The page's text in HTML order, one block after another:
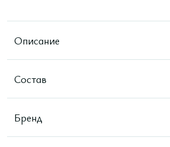
Описание
Состав
Бренд